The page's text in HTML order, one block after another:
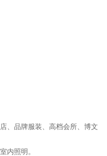
、品牌服装、高档会所、博文
内照明。